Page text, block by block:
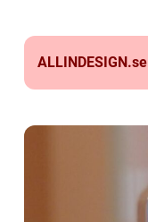
ALLINDESIGN.se